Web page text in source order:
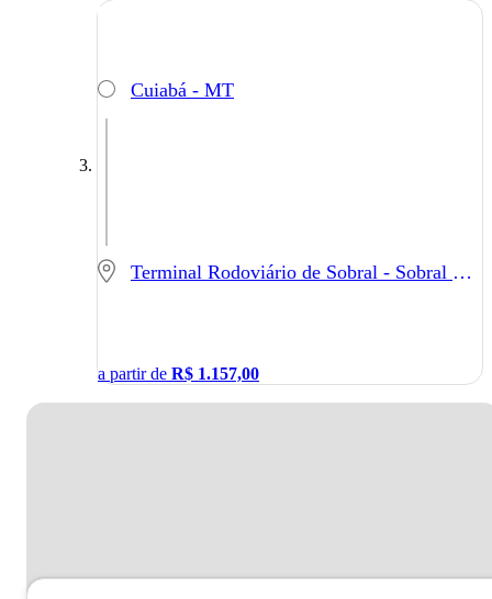
Cuiabá - MT
Terminal Rodoviário de Sobral - Sobral - CE
a partir de R$ 1.157,00